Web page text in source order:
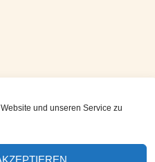
und unseren Service zu